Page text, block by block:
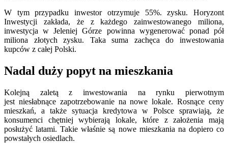
W tym przypadku inwestor otrzymuje 55%. zysku. Horyzont
Inwestycji zakłada, że z każdego zainwestowanego miliona,
inwestycja w Jeleniej Górze powinna wygenerować ponad pół
miliona złotych zysku. Taka suma zachęca do inwestowania
kupców z całej Polski.
Nadal duży popyt na mieszkania
Kolejną zaletą z inwestowania na rynku pierwotnym
jest niesłabnące zapotrzebowanie na nowe lokale. Rosnące ceny
mieszkań, a także sytuacja kredytowa w Polsce sprawiają, że
konsumenci chętniej wybierają lokale, które z założenia mają
posłużyć latami. Takie właśnie są nowe mieszkania na dopiero co
powstałych osiedlach.